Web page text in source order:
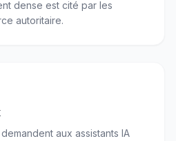
dense est cité par les
autoritaire.
aux assistants IA